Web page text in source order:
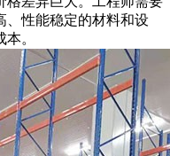
、性能稳定的材料和设
。